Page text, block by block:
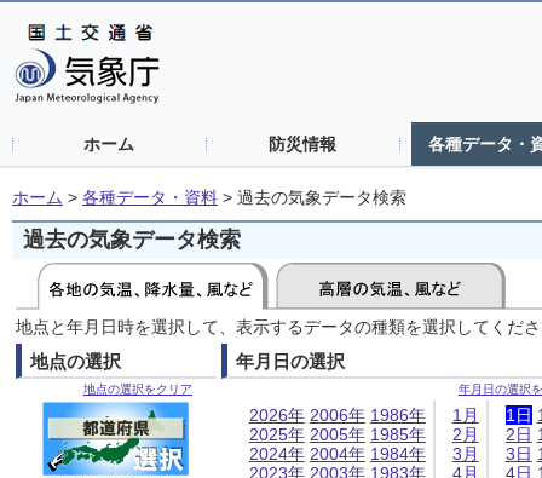
ホーム 防災情報 各種データ・
ホーム > 各種データ・資料 > 過去の気象データ検索
過去の気象データ検索
地点と年月日時を選択して、表示するデータの種類を選択してくだ
地点の選択
地点の選択をクリア
年月日の選択
年月日の選択
2026年
2025年
2024年
2023年
2006年
2005年
2004年
2003年
1986年
1985年
1984年
1983年
1月
2月
3月
4月
1日
2日
3日
4日